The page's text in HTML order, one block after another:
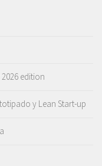
edition
y Lean Start-up